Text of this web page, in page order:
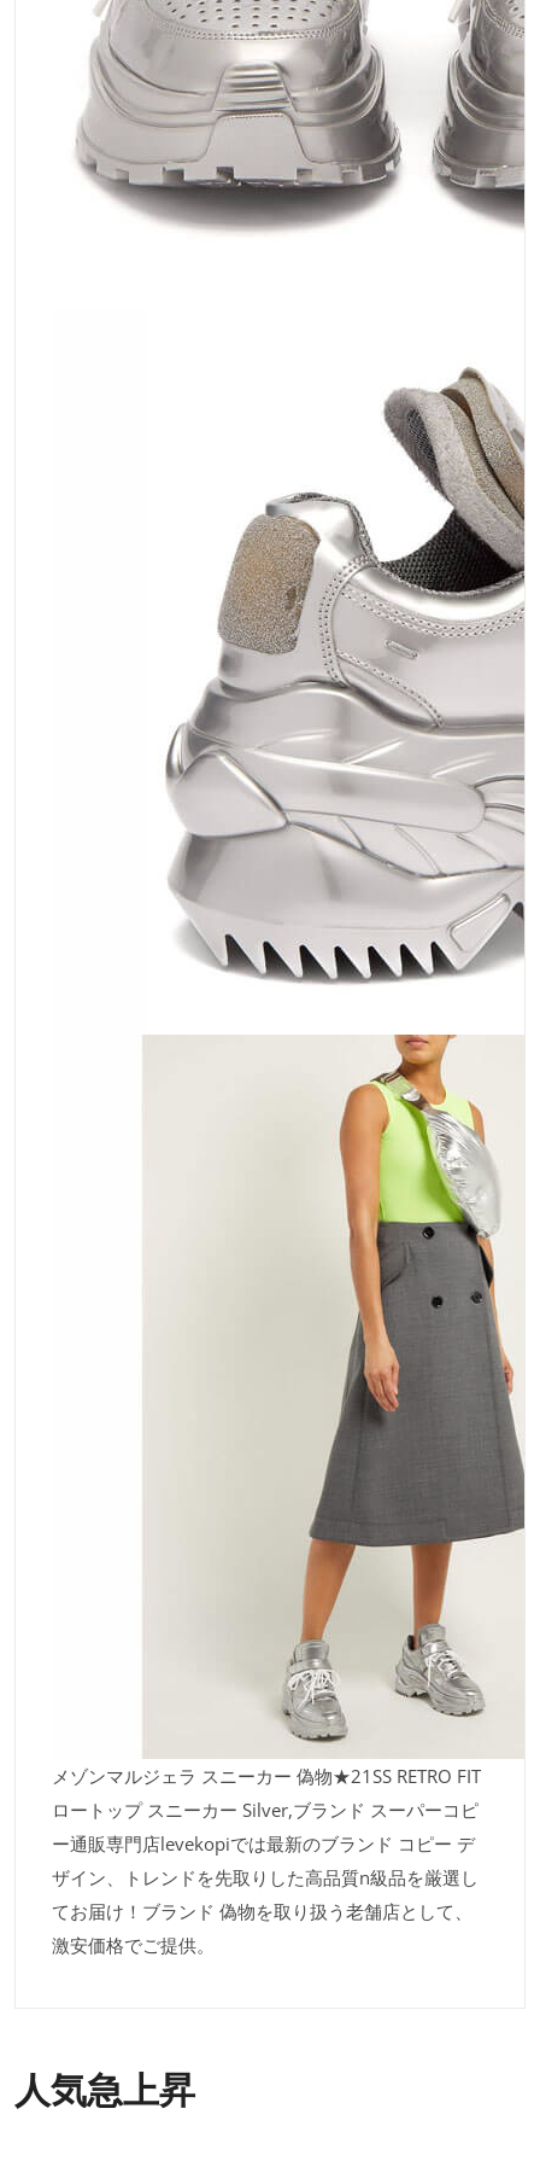
メゾンマルジェラ スニーカー 偽物★21SS RETRO FIT
ロートップ スニーカー Silver,ブランド スーパーコピ
ー通販専門店levekopiでは最新のブランド コピー デ
ザイン、トレンドを先取りした高品質n級品を厳選し
てお届け！ブランド 偽物を取り扱う老舗店として、
激安価格でご提供。
人気急上昇